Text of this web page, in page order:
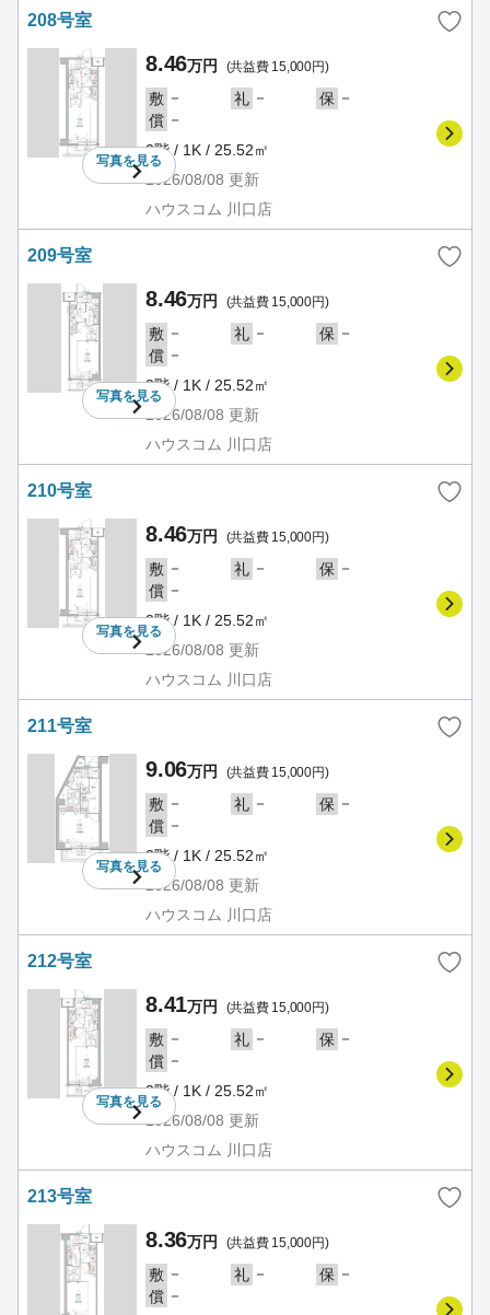
208号室
写真を見る
8.46万円 (共益費 15,000円)
敷 － 礼 － 保 －
償 －
2階 / 1K / 25.52㎡
2026/08/08 更新
ハウスコム 川口店
209号室
写真を見る
8.46万円 (共益費 15,000円)
敷 － 礼 － 保 －
償 －
2階 / 1K / 25.52㎡
2026/08/08 更新
ハウスコム 川口店
210号室
写真を見る
8.46万円 (共益費 15,000円)
敷 － 礼 － 保 －
償 －
2階 / 1K / 25.52㎡
2026/08/08 更新
ハウスコム 川口店
211号室
写真を見る
9.06万円 (共益費 15,000円)
敷 － 礼 － 保 －
償 －
2階 / 1K / 25.52㎡
2026/08/08 更新
ハウスコム 川口店
212号室
写真を見る
8.41万円 (共益費 15,000円)
敷 － 礼 － 保 －
償 －
2階 / 1K / 25.52㎡
2026/08/08 更新
ハウスコム 川口店
213号室
8.36万円 (共益費 15,000円)
敷 － 礼 － 保 －
償 －